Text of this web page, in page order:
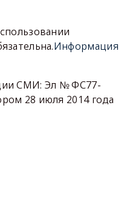
Информация
СМИ: Эл № ФС77-
28 июля 2014 года